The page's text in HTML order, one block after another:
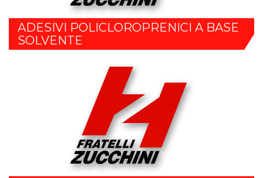
ADESIVI POLICLOROPRENICI A BASE
SOLVENTE